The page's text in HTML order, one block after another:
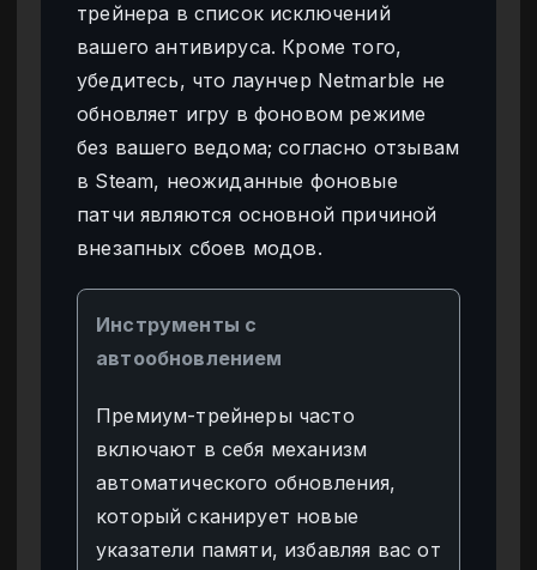
трейнера в список исключений
вашего антивируса. Кроме того,
убедитесь, что лаунчер Netmarble не
обновляет игру в фоновом режиме
без вашего ведома; согласно отзывам
в Steam, неожиданные фоновые
патчи являются основной причиной
внезапных сбоев модов.
Инструменты с
автообновлением
Премиум-трейнеры часто
включают в себя механизм
автоматического обновления,
который сканирует новые
указатели памяти, избавляя вас от